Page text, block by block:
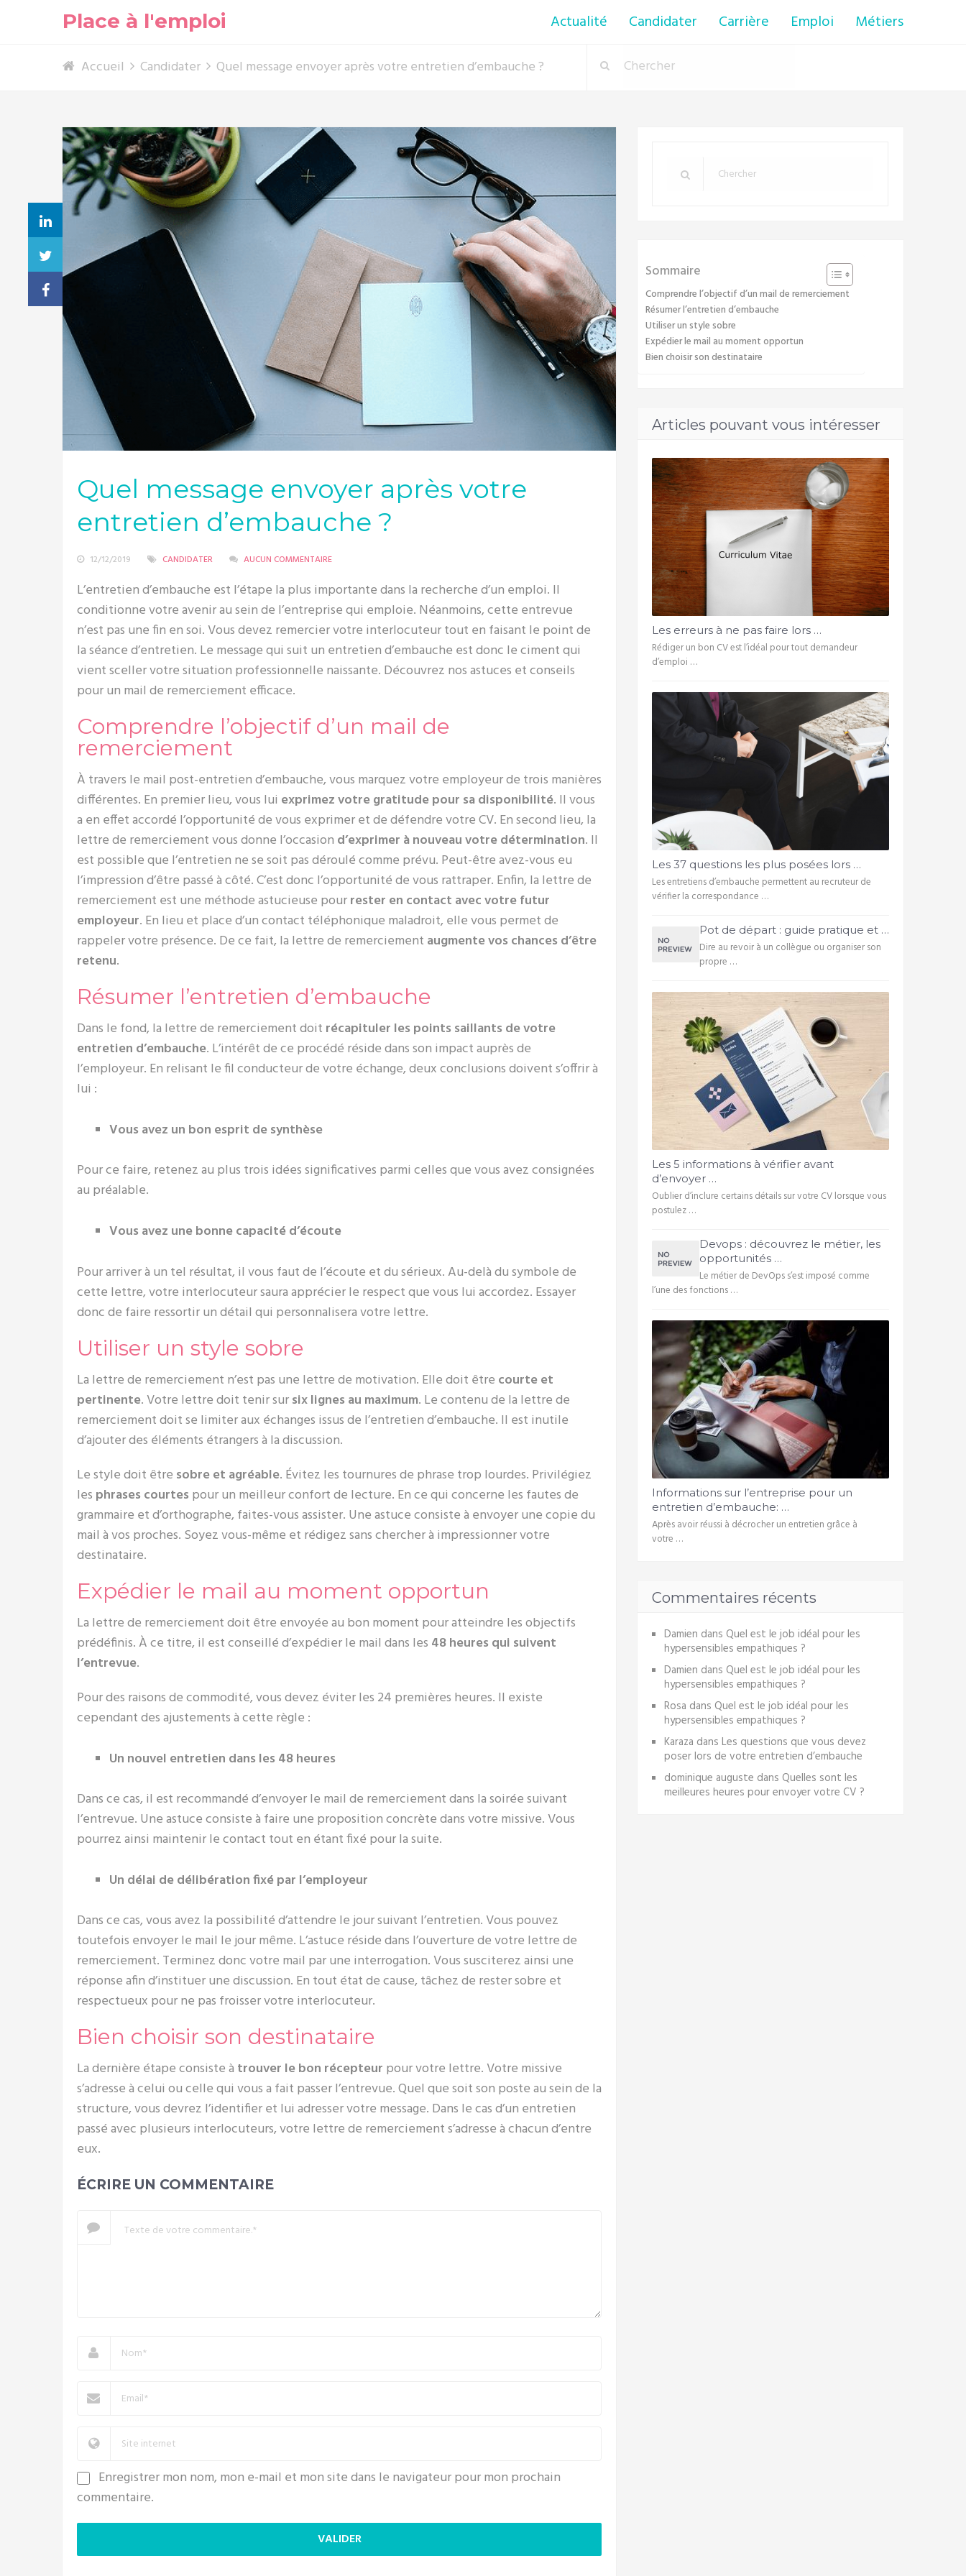
Place à l'emploi Actualité Candidater Carrière Emploi Métiers
Accueil Candidater Quel message envoyer après votre entretien d’embauche ?
Quel message envoyer après votre
entretien d’embauche ?
12/12/2019 CANDIDATER AUCUN COMMENTAIRE
L’entretien d’embauche est l’étape la plus importante dans la recherche d’un emploi. Il
conditionne votre avenir au sein de l’entreprise qui emploie. Néanmoins, cette entrevue
n’est pas une fin en soi. Vous devez remercier votre interlocuteur tout en faisant le point de
la séance d’entretien. Le message qui suit un entretien d’embauche est donc le ciment qui
vient sceller votre situation professionnelle naissante. Découvrez nos astuces et conseils
pour un mail de remerciement efficace.
Comprendre l’objectif d’un mail de
remerciement
À travers le mail post-entretien d’embauche, vous marquez votre employeur de trois manières
différentes. En premier lieu, vous lui exprimez votre gratitude pour sa disponibilité. Il vous
a en effet accordé l’opportunité de vous exprimer et de défendre votre CV. En second lieu, la
lettre de remerciement vous donne l’occasion d’exprimer à nouveau votre détermination. Il
est possible que l’entretien ne se soit pas déroulé comme prévu. Peut-être avez-vous eu
l’impression d’être passé à côté. C’est donc l’opportunité de vous rattraper. Enfin, la lettre de
remerciement est une méthode astucieuse pourrester en contact avec votre futur
employeur. En lieu et place d’un contact téléphonique maladroit, elle vous permet de
rappeler votre présence. De ce fait, la lettre de remerciement augmente vos chances d’être
retenu.
Résumer l’entretien d’embauche
Dans le fond, la lettre de remerciement doit récapituler les points saillants de votre
entretien d’embauche. L’intérêt de ce procédé réside dans son impact auprès de
l’employeur. En relisant le fil conducteur de votre échange, deux conclusions doivent s’offrir à
lui :
Vous avez un bon esprit de synthèse
Pour ce faire, retenez au plus trois idées significatives parmi celles que vous avez consignées
au préalable.
Vous avez une bonne capacité d’écoute
Pour arriver à un tel résultat, il vous faut de l’écoute et du sérieux. Au-delà du symbole de
cette lettre, votre interlocuteur saura apprécier le respect que vous lui accordez. Essayer
donc de faire ressortir un détail qui personnalisera votre lettre.
Utiliser un style sobre
La lettre de remerciement n’est pas une lettre de motivation. Elle doit être courte et
pertinente. Votre lettre doit tenir sursix lignes au maximum. Le contenu de la lettre de
remerciement doit se limiter aux échanges issus de l’entretien d’embauche. Il est inutile
d’ajouter des éléments étrangers à la discussion.
Le style doit être sobre et agréable. Évitez les tournures de phrase trop lourdes. Privilégiez
les phrases courtes pour un meilleur confort de lecture. En ce qui concerne les fautes de
grammaire et d’orthographe, faites-vous assister. Une astuce consiste à envoyer une copie du
mail à vos proches. Soyez vous-même et rédigez sans chercher à impressionner votre
destinataire.
Expédier le mail au moment opportun
La lettre de remerciement doit être envoyée au bon moment pour atteindre les objectifs
prédéfinis. À ce titre, il est conseillé d’expédier le mail dans les 48 heures qui suivent
l’entrevue.
Pour des raisons de commodité, vous devez éviter les 24 premières heures. Il existe
cependant des ajustements à cette règle :
Un nouvel entretien dans les 48 heures
Dans ce cas, il est recommandé d’envoyer le mail de remerciement dans la soirée suivant
l’entrevue. Une astuce consiste à faire une proposition concrète dans votre missive. Vous
pourrez ainsi maintenir le contact tout en étant fixé pour la suite.
Un délai de délibération fixé par l’employeur
Dans ce cas, vous avez la possibilité d’attendre le jour suivant l’entretien. Vous pouvez
toutefois envoyer le mail le jour même. L’astuce réside dans l’ouverture de votre lettre de
remerciement. Terminez donc votre mail par une interrogation. Vous susciterez ainsi une
réponse afin d’instituer une discussion. En tout état de cause, tâchez de rester sobre et
respectueux pour ne pas froisser votre interlocuteur.
Bien choisir son destinataire
La dernière étape consiste à trouver le bon récepteur pour votre lettre. Votre missive
s’adresse à celui ou celle qui vous a fait passer l’entrevue. Quel que soit son poste au sein de la
structure, vous devrez l’identifier et lui adresser votre message. Dans le cas d’un entretien
passé avec plusieurs interlocuteurs, votre lettre de remerciement s’adresse à chacun d’entre
eux.
ÉCRIRE UN COMMENTAIRE
Enregistrer mon nom, mon e-mail et mon site dans le navigateur pour mon prochain
commentaire.
Sommaire
Comprendre l’objectif d’un mail de remerciement
Résumer l’entretien d’embauche
Utiliser un style sobre
Expédier le mail au moment opportun
Bien choisir son destinataire
Articles pouvant vous intéresser
Les erreurs à ne pas faire lors …
Rédiger un bon CV est l’idéal pour tout demandeur
d’emploi …
Les 37 questions les plus posées lors …
Les entretiens d’embauche permettent au recruteur de
vérifier la correspondance …
Pot de départ : guide pratique et …
Dire au revoir à un collègue ou organiser son
propre …
Les 5 informations à vérifier avant
d’envoyer …
Oublier d’inclure certains détails sur votre CV lorsque vous
postulez …
Devops : découvrez le métier, les
opportunités …
Le métier de DevOps s’est imposé comme
l’une des fonctions …
Informations sur l’entreprise pour un
entretien d’embauche: …
Après avoir réussi à décrocher un entretien grâce à
votre …
Commentaires récents
Damien dans Quel est le job idéal pour les
hypersensibles empathiques ?
Damien dans Quel est le job idéal pour les
hypersensibles empathiques ?
Rosa dans Quel est le job idéal pour les
hypersensibles empathiques ?
Karaza dans Les questions que vous devez
poser lors de votre entretien d’embauche
dominique auguste dans Quelles sont les
meilleures heures pour envoyer votre CV ?